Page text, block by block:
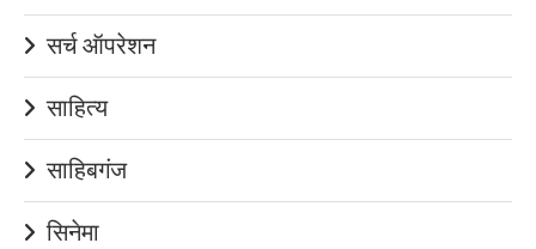
सर्च ऑपरेशन
साहित्य
साहिबगंज
सिनेमा